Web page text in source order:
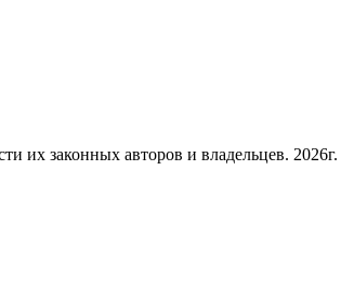
их законных авторов и владельцев. 2026г.